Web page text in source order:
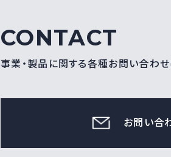
CONTACT
事業・製品に関する各種お問い合わ
お問い合